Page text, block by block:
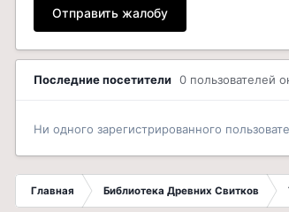
Отправить жалобу
Последние посетители 0 пользователей
Ни одного зарегистрированного
Главная Библиотека Древних Свитков